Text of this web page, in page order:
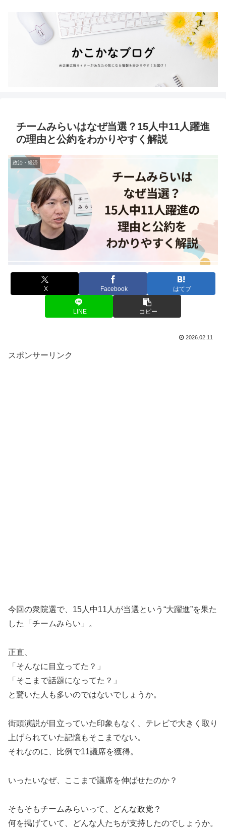
チームみらいはなぜ当選？15人中11人躍進
の理由と公約をわかりやすく解説
政治・経済
X Facebook はてブ
LINE コピー
2026.02.11
スポンサーリンク
今回の衆院選で、15人中11人が当選という“大躍進”を果た
した「チームみらい」。
正直、
「そんなに目立ってた？」
「そこまで話題になってた？」
と驚いた人も多いのではないでしょうか。
街頭演説が目立っていた印象もなく、テレビで大きく取り
上げられていた記憶もそこまでない。
それなのに、比例で11議席を獲得。
いったいなぜ、ここまで議席を伸ばせたのか？
そもそもチームみらいって、どんな政党？
何を掲げていて、どんな人たちが支持したのでしょうか。